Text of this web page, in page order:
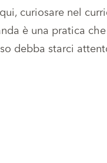
curiosare nel
è una pratica
debba starci